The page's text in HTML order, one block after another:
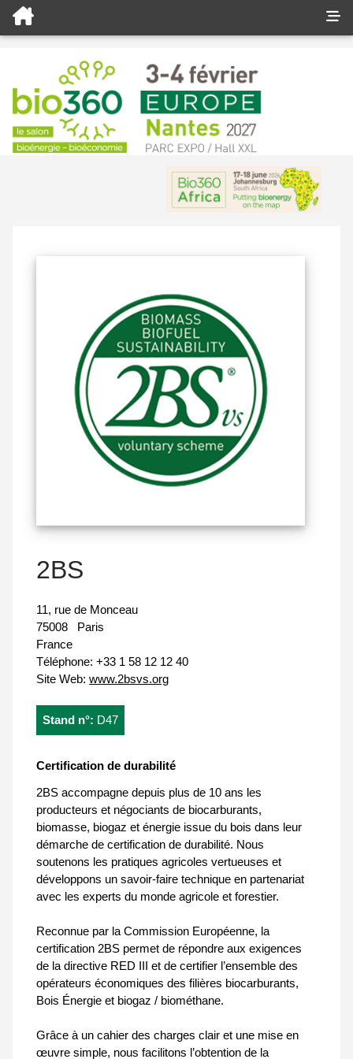
2BS
11, rue de Monceau
75008
Paris
France
Téléphone: +33 1 58 12 12 40
Site Web: www.2bsvs.org
Stand n°: D47
Certification de durabilité
2BS accompagne depuis plus de 10 ans les
producteurs et négociants de biocarburants,
biomasse, biogaz et énergie issue du bois dans leur
démarche de certification de durabilité. Nous
soutenons les pratiques agricoles vertueuses et
développons un savoir-faire technique en partenariat
avec les experts du monde agricole et forestier.
Reconnue par la Commission Européenne, la
certification 2BS permet de répondre aux exigences
de la directive RED III et de certifier l’ensemble des
opérateurs économiques des filières biocarburants,
Bois Énergie et biogaz / biométhane.
Grâce à un cahier des charges clair et une mise en
œuvre simple, nous facilitons l’obtention de la